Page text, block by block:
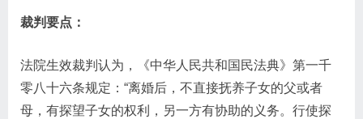
裁判要点：
法院生效裁判认为，《中华人民共和国民法典》第一千
零八十六条规定：“离婚后，不直接抚养子女的父或者
母，有探望子女的权利，另一方有协助的义务。行使探